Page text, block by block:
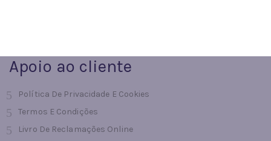
Apoio ao cliente
Política De Privacidade E Cookies
Termos E Condições
Livro De Reclamações Online